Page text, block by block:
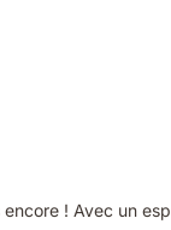
! Avec un